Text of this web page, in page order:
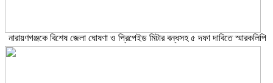
নারায়ণগঞ্জকে বিশেষ জেলা ঘোষণা ও প্রিপেইড মিটার বন্ধসহ ৫ দফা দাবিতে স্মারকলিপি